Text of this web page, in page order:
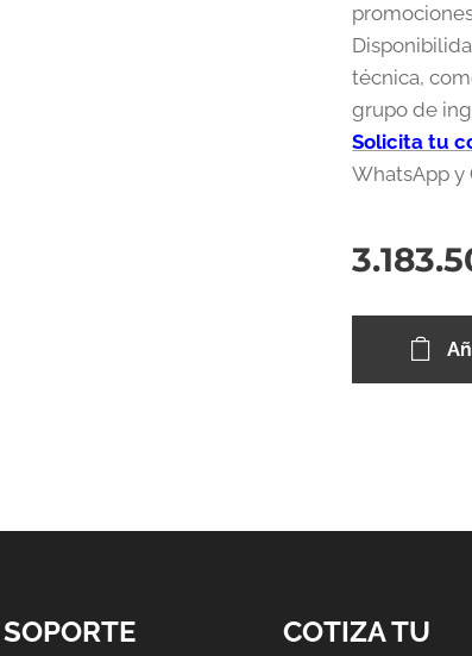
técnica,
grupo de
Solicita tu
WhatsApp y
SOPORTE
COTIZA TU